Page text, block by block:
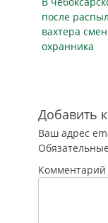
года,
для расчета
учет
бюджетных
при
охране.
1: Мы
охрану…
записям
публикация
после
вахтера
охранника
Добавить
Ваш адрес
Комментарий